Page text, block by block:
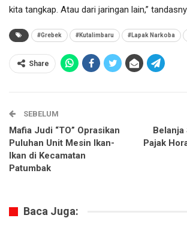
kita tangkap. Atau dari jaringan lain,”
#Grebek #Kutalimbaru #Lapak Narkoba
Share
SEBELUM
Mafia Judi “TO” Oprasikan
Puluhan Unit Mesin Ikan-
Ikan di Kecamatan
Patumbak
Belanja
Pajak
Baca Juga: